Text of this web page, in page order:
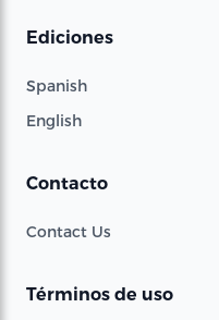
Ediciones
Spanish
English
Contacto
Contact Us
Términos de uso